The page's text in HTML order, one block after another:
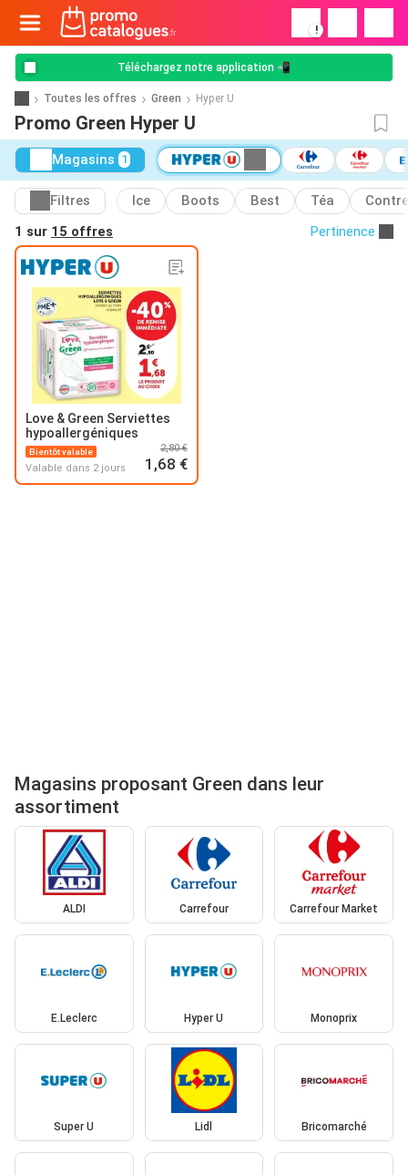
!
Téléchargez notre application 📲
Toutes les offres Green Hyper U
Promo Green Hyper U
Magasins 1
Filtres Ice Boots Best Téa
1 sur 15 offres Pertinence
Love & Green Serviettes
hypoallergéniques
Bientôt valable
Valable dans 2 jours
2,80 €
1,68 €
Magasins proposant Green dans leur
assortiment
ALDI Carrefour Carrefour Market
E.Leclerc Hyper U Monoprix
Super U Lidl Bricomarché